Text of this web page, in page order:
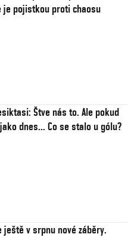
je pojistkou proti chaosu
Štve nás to. Ale pokud
dnes... Co se stalo u gólu?
ještě v srpnu nové záběry.